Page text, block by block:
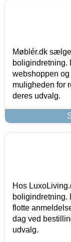
Møblér.dk
boligindretning.
webshoppen
muligheden for
deres udvalg.
Hos
boligindretning.
flotte
dag ved
udvalg.